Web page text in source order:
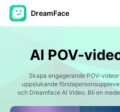
DreamFace
Avatar Video
AI-video
AI POV-
Skapa engagerande POV-
uppslukande
och Dreamface AI Video. Bli en